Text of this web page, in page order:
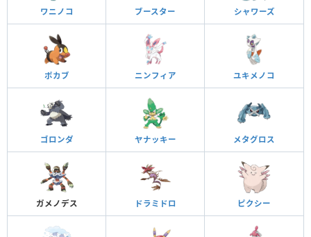
ワニノコ ブースター シャワーズ
ポカブ ニンフィア ユキメノコ
ゴロンダ ヤナッキー メタグロス
ガメノデス ドラミドロ ピクシー